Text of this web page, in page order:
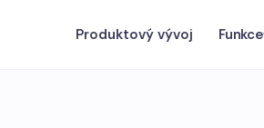
Produktový vývoj Funkce